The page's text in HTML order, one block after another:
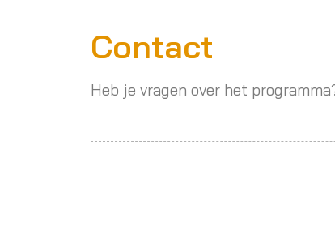
Contact
Heb je vragen over het